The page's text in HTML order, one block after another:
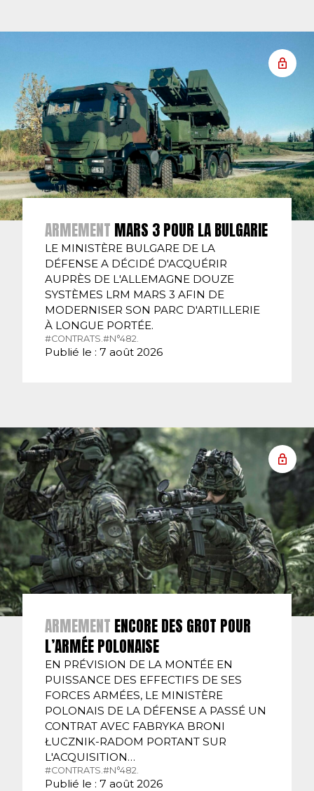
ARMEMENT MARS 3 POUR LA BULGARIE
LE MINISTÈRE BULGARE DE LA
DÉFENSE A DÉCIDÉ D'ACQUÉRIR
AUPRÈS DE L'ALLEMAGNE DOUZE
SYSTÈMES LRM MARS 3 AFIN DE
MODERNISER SON PARC D'ARTILLERIE
À LONGUE PORTÉE.
#CONTRATS.#N°482.
Publié le : 7 août 2026
ARMEMENT ENCORE DES GROT POUR
L’ARMÉE POLONAISE
EN PRÉVISION DE LA MONTÉE EN
PUISSANCE DES EFFECTIFS DE SES
FORCES ARMÉES, LE MINISTÈRE
POLONAIS DE LA DÉFENSE A PASSÉ UN
CONTRAT AVEC FABRYKA BRONI
ŁUCZNIK-RADOM PORTANT SUR
L'ACQUISITION…
#CONTRATS. #N°482.
Publié le : 7 août 2026